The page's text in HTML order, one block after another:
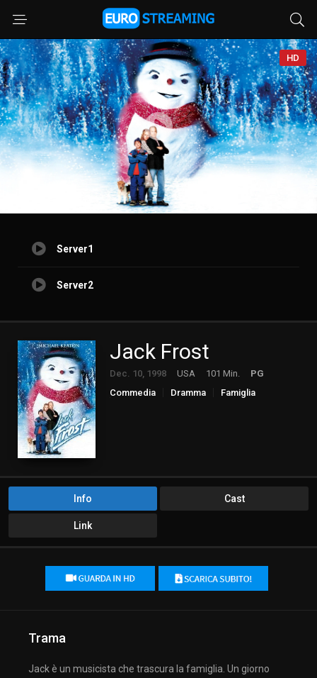
HD
Server1
Server2
Jack Frost
Dec. 10, 1998 USA 101 Min.
PG
Commedia
Dramma
Famiglia
Info Cast
Link
Trama
Jack è un musicista che trascura la famiglia. Un giorno